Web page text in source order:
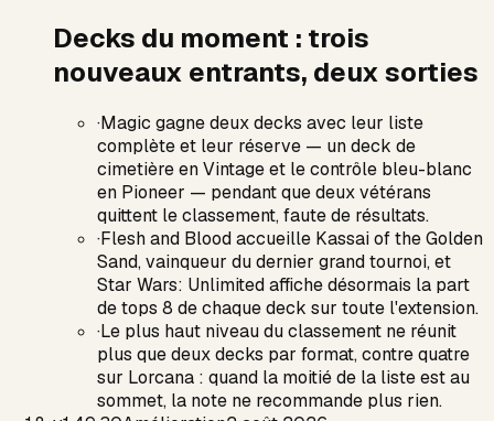
Decks du moment : trois
nouveaux entrants, deux sorties
·Magic gagne deux decks avec leur liste
complète et leur réserve — un deck de
cimetière en Vintage et le contrôle bleu-blanc
en Pioneer — pendant que deux vétérans
quittent le classement, faute de résultats.
·Flesh and Blood accueille Kassai of the Golden
Sand, vainqueur du dernier grand tournoi, et
Star Wars: Unlimited affiche désormais la part
de tops 8 de chaque deck sur toute l'extension.
·Le plus haut niveau du classement ne réunit
plus que deux decks par format, contre quatre
sur Lorcana : quand la moitié de la liste est au
sommet, la note ne recommande plus rien.